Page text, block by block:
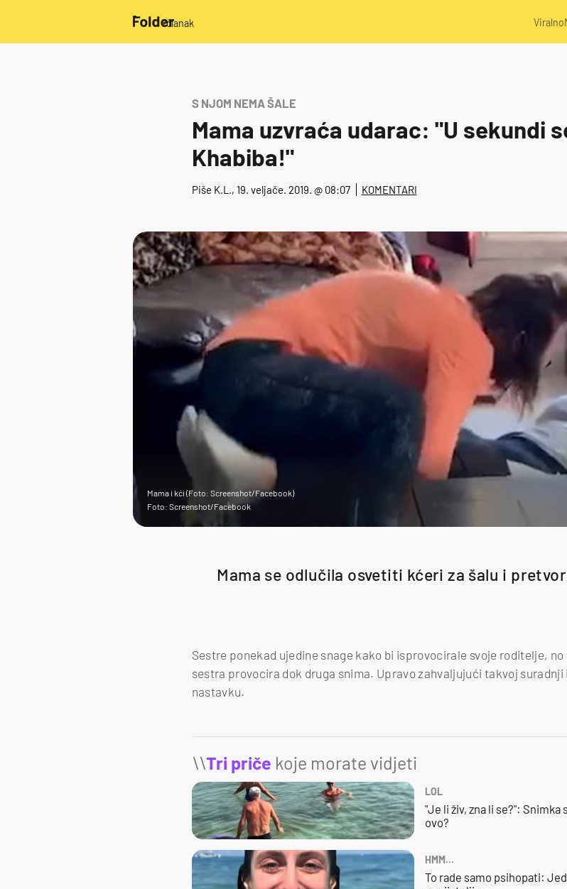
/članak Viralno
S NJOM NEMA ŠALE
Mama uzvraća udarac: "U sekundi
Khabiba!"
Piše K.L., 19. veljače. 2019. @ 08:07 KOMENTARI
Mama i kći (Foto: Screenshot/Facebook)
Foto: Screenshot/Facebook
Mama se odlučila osvetiti kćeri za šalu i
Sestre ponekad ujedine snage kako bi isprovocirale svoje roditelje,
sestra provocira dok druga snima. Upravo zahvaljujući takvoj
nastavku.
\\Tri priče koje morate vidjeti
LOL
"Je li živ, zna li se?":
ovo?
HMM…
To rade samo psihopati: